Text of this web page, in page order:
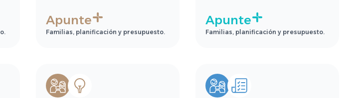
Apunte
Familias, planificación y presupuesto.
Apunte
Familias, planificación y presupuesto.